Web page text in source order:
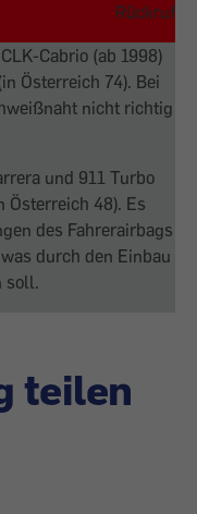
Rückruf
Cabrio (ab 1998)
Österreich 74). Bei
nicht richtig
und 911 Turbo
Österreich 48). Es
des Fahrerairbags
durch den Einbau
soll.
teilen